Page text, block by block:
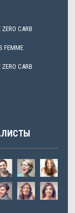
ZERO CARB
FEMME
ZERO CARB